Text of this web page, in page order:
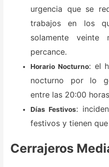
urgencia que se
trabajos en los
solamente veinte
percance.
Horario Nocturno: el
nocturno por lo
entre las 20:00
Días Festivos:
festivos y tienen
Cerrajeros